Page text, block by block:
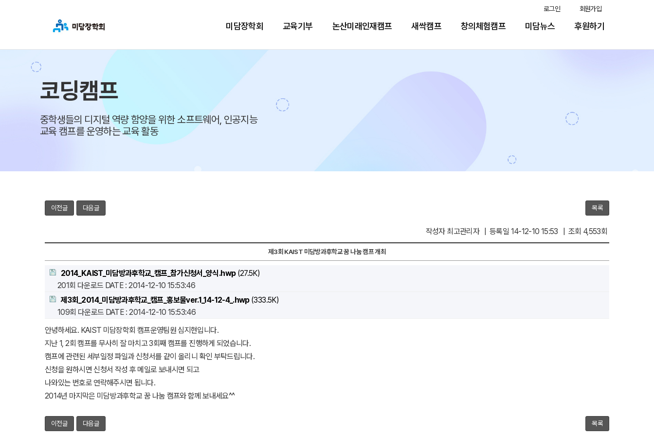
로그인 회원가입
미담장학회 교육기부 논산미래인재캠프 새싹캠프 창의체험캠프 미담뉴스 후원하기
코딩캠프
중학생들의 디지털 역량 함양을 위한 소프트웨어, 인공지능
교육 캠프를 운영하는 교육 활동
이전글 다음글 목록
작성자 최고관리자 | 등록일 14-12-10 15:53 | 조회 4,553회
제3회 KAIST 미담방과후학교 꿈 나눔 캠프 개최
2014_KAIST_미담방과후학교_캠프_참가신청서_양식.hwp(27.5K)
201회 다운로드 DATE : 2014-12-10 15:53:46
제3회_2014_미담방과후학교_캠프_홍보물ver.1_14-12-4_.hwp(333.5K)
109회 다운로드 DATE : 2014-12-10 15:53:46
안녕하세요. KAIST 미담장학회 캠프운영팀원 심지현입니다.
지난 1, 2회 캠프를 무사히 잘 마치고 3회째 캠프를 진행하게 되었습니다.
캠프에 관련된 세부일정 파일과 신청서를 같이 올리니 확인 부탁드립니다.
신청을 원하시면 신청서 작성 후 메일로 보내시면 되고
나와있는 번호로 연락해주시면 됩니다.
2014년 마지막은 미담방과후학교 꿈 나눔 캠프와 함께 보내세요^^
이전글 다음글 목록